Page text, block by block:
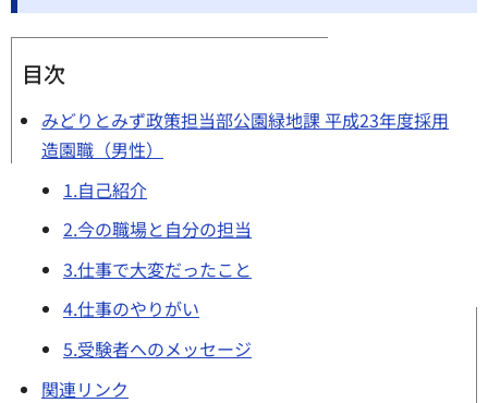
目次
みどりとみず政策担当部公園緑地課 平成23年度採用
造園職（男性）
1.自己紹介
2.今の職場と自分の担当
3.仕事で大変だったこと
4.仕事のやりがい
5.受験者へのメッセージ
関連リンク